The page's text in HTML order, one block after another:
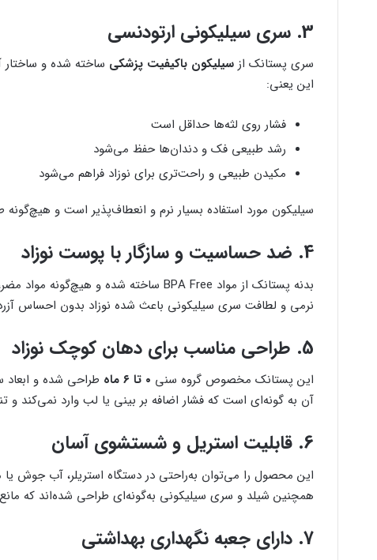
3. سری سیلیکونی ارتودنسی
سری پستانک از سیلیکون باکیفیت پزشکی ساخته شده و
این یعنی:
فشار روی لثه‌ها حداقل است
رشد طبیعی فک و دندان‌ها حفظ می‌شود
مکیدن طبیعی و راحت‌تری برای نوزاد فراهم می‌شود
سیلیکون مورد استفاده بسیار نرم و انعطاف‌پذیر است و
4. ضد حساسیت و سازگار با پوست نوزاد
بدنه پستانک از مواد BPA Free ساخته شده و هیچ‌گونه مواد مضر، حساسیت‌زا یا شیمیایی در آن به کار نرفته است.
نرمی و لطافت سری سیلیکونی باعث شده نوزاد بدون احساس
5. طراحی مناسب برای دهان کوچک نوزاد
این پستانک مخصوص گروه سنی ۰ تا ۶ ماه
طراحی شده و
آن به گونه‌ای است که فشار اضافه بر بینی یا لب وارد نمی‌کند و
6. قابلیت استریل و شستشوی آسان
این محصول را می‌توان به‌راحتی در دستگاه استریلر، آب جوش یا
همچنین شیلد و سری سیلیکونی به‌گونه‌ای طراحی شده‌اند که
7. دارای جعبه نگهداری بهداشتی